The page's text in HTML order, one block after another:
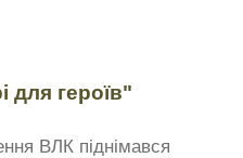
для героїв"
ВЛК піднімався